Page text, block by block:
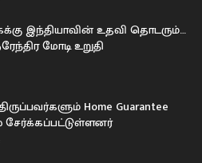
இந்தியாவின் உதவி தொடரும்…
மோடி உறுதி
Home Guarantee
சேர்க்கப்பட்டுள்ளனர்